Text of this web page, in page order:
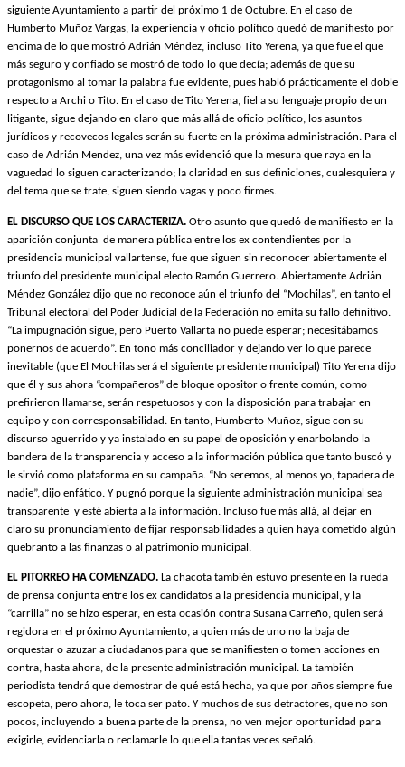
siguiente Ayuntamiento a partir del próximo 1 de Octubre. En el caso de
Humberto Muñoz Vargas, la experiencia y oficio político quedó de manifiesto por
encima de lo que mostró Adrián Méndez, incluso Tito Yerena, ya que fue el que
más seguro y confiado se mostró de todo lo que decía; además de que su
protagonismo al tomar la palabra fue evidente, pues habló prácticamente el doble
respecto a Archi o Tito. En el caso de Tito Yerena, fiel a su lenguaje propio de un
litigante, sigue dejando en claro que más allá de oficio político, los asuntos
jurídicos y recovecos legales serán su fuerte en la próxima administración. Para el
caso de Adrián Mendez, una vez más evidenció que la mesura que raya en la
vaguedad lo siguen caracterizando; la claridad en sus definiciones, cualesquiera y
del tema que se trate, siguen siendo vagas y poco firmes.
EL DISCURSO QUE LOS CARACTERIZA. Otro asunto que quedó de manifiesto en la
aparición conjunta de manera pública entre los ex contendientes por la
presidencia municipal vallartense, fue que siguen sin reconocer abiertamente el
triunfo del presidente municipal electo Ramón Guerrero. Abiertamente Adrián
Méndez González dijo que no reconoce aún el triunfo del “Mochilas”, en tanto el
Tribunal electoral del Poder Judicial de la Federación no emita su fallo definitivo.
“La impugnación sigue, pero Puerto Vallarta no puede esperar; necesitábamos
ponernos de acuerdo”. En tono más conciliador y dejando ver lo que parece
inevitable (que El Mochilas será el siguiente presidente municipal) Tito Yerena dijo
que él y sus ahora “compañeros” de bloque opositor o frente común, como
prefirieron llamarse, serán respetuosos y con la disposición para trabajar en
equipo y con corresponsabilidad. En tanto, Humberto Muñoz, sigue con su
discurso aguerrido y ya instalado en su papel de oposición y enarbolando la
bandera de la transparencia y acceso a la información pública que tanto buscó y
le sirvió como plataforma en su campaña. “No seremos, al menos yo, tapadera de
nadie”, dijo enfático. Y pugnó porque la siguiente administración municipal sea
transparente y esté abierta a la información. Incluso fue más allá, al dejar en
claro su pronunciamiento de fijar responsabilidades a quien haya cometido algún
quebranto a las finanzas o al patrimonio municipal.
EL PITORREO HA COMENZADO. La chacota también estuvo presente en la rueda
de prensa conjunta entre los ex candidatos a la presidencia municipal, y la
“carrilla” no se hizo esperar, en esta ocasión contra Susana Carreño, quien será
regidora en el próximo Ayuntamiento, a quien más de uno no la baja de
orquestar o azuzar a ciudadanos para que se manifiesten o tomen acciones en
contra, hasta ahora, de la presente administración municipal. La también
periodista tendrá que demostrar de qué está hecha, ya que por años siempre fue
escopeta, pero ahora, le toca ser pato. Y muchos de sus detractores, que no son
pocos, incluyendo a buena parte de la prensa, no ven mejor oportunidad para
exigirle, evidenciarla o reclamarle lo que ella tantas veces señaló.